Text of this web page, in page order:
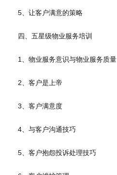
5、让客户满意的策略
四、五星级物业服务培训
1、物业服务意识与物业服务质量
2、客户是上帝
3、客户满意度
4、与客户沟通技巧
5、客户抱怨投诉处理技巧